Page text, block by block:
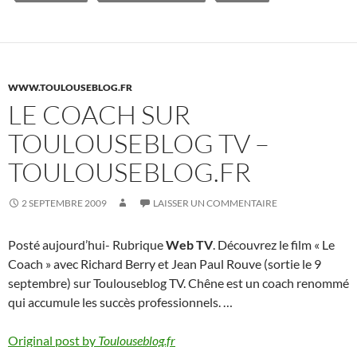
WWW.TOULOUSEBLOG.FR
LE COACH SUR
TOULOUSEBLOG TV –
TOULOUSEBLOG.FR
2 SEPTEMBRE 2009 LAISSER UN COMMENTAIRE
Posté aujourd’hui- RubriqueWeb TV. Découvrez le film « Le
Coach » avec Richard Berry et Jean Paul Rouve (sortie le 9
septembre) sur Toulouseblog TV. Chêne est un coach renommé
qui accumule les succès professionnels. …
Original post by Toulouseblog.fr